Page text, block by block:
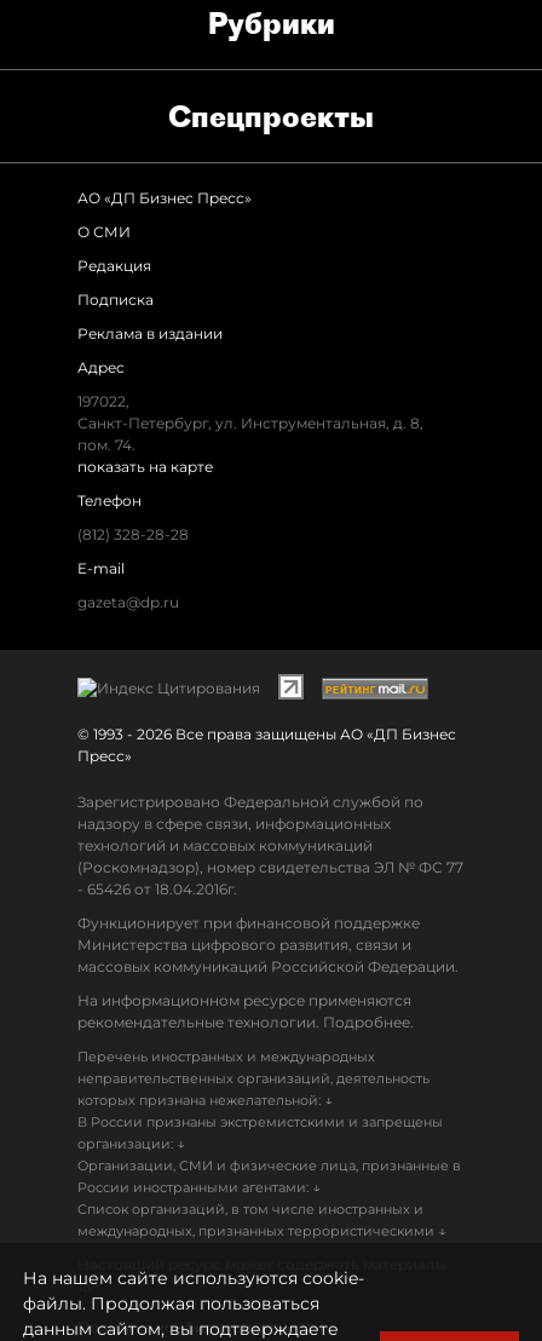
Рубрики
Спец­проекты
АО «ДП Бизнес Пресс»
О СМИ
Редакция
Подписка
Реклама в издании
Адрес
197022,
Санкт-Петербург, ул. Инструментальная, д. 8,
пом. 74.
показать на карте
Телефон
(812) 328-28-28
E-mail
gazeta@dp.ru
© 1993 - 2026 Все права защищены АО «ДП Бизнес
Пресс»
Зарегистрировано Федеральной службой по
надзору в сфере связи, информационных
технологий и массовых коммуникаций
(Роскомнадзор), номер свидетельства ЭЛ № ФС 77
- 65426 от 18.04.2016г.
Функционирует при финансовой поддержке
Министерства цифрового развития, связи и
массовых коммуникаций Российской Федерации.
На информационном ресурсе применяются
рекомендательные технологии. Подробнее.
Перечень иностранных и международных
неправительственных организаций, деятельность
которых признана нежелательной: ↓
В России признаны экстремистскими и запрещены
организации: ↓
Организации, СМИ и физические лица, признанные в
России иностранными агентами: ↓
Список организаций, в том числе иностранных и
международных, признанных террористическими ↓
18+
Политика конфиденциальности
На нашем сайте используются cookie-
файлы. Продолжая пользоваться
данным сайтом, вы подтверждаете